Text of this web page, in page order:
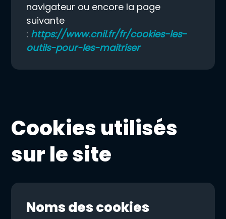
navigateur ou encore la page
suivante
: https://www.cnil.fr/fr/cookies-les-
outils-pour-les-maitriser
Cookies utilisés
sur le site
Noms des cookies